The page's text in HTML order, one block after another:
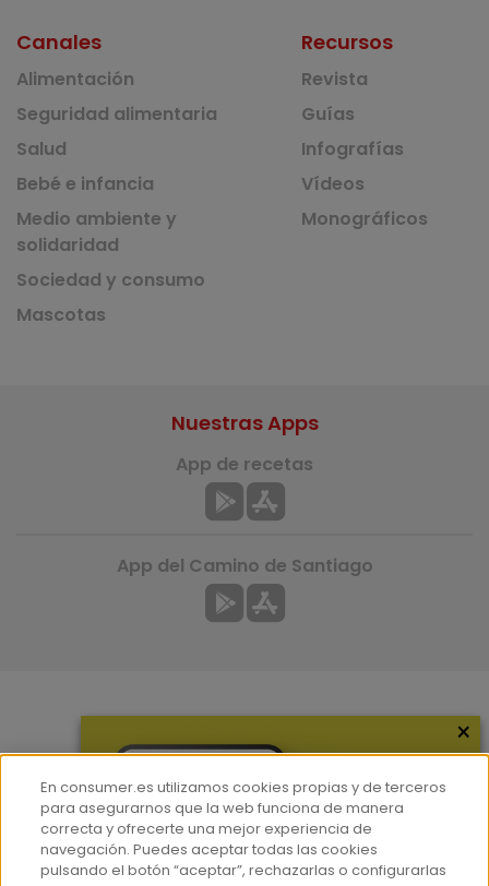
Canales
Alimentación
Seguridad alimentaria
Salud
Bebé e infancia
Medio ambiente y
solidaridad
Sociedad y consumo
Mascotas
Recursos
Revista
Guías
Infografías
Vídeos
Monográficos
Hemeroteca
Contacto
Prensa
Nuestras Apps
App de recetas
App del Camino de Santiago
×
En consumer.es utilizamos cookies propias y de terceros
para asegurarnos que la web funciona de manera
correcta y ofrecerte una mejor experiencia de
navegación. Puedes aceptar todas las cookies
pulsando el botón “aceptar”, rechazarlas o configurarlas